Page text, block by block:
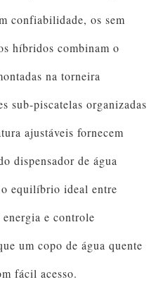
confiabilidade, os sem
híbridos combinam o
na torneira
sub-piscatelas organizadas
ajustáveis ​​fornecem
dispensador de água
equilíbrio ideal entre
e controle
um copo de água quente
fácil acesso.